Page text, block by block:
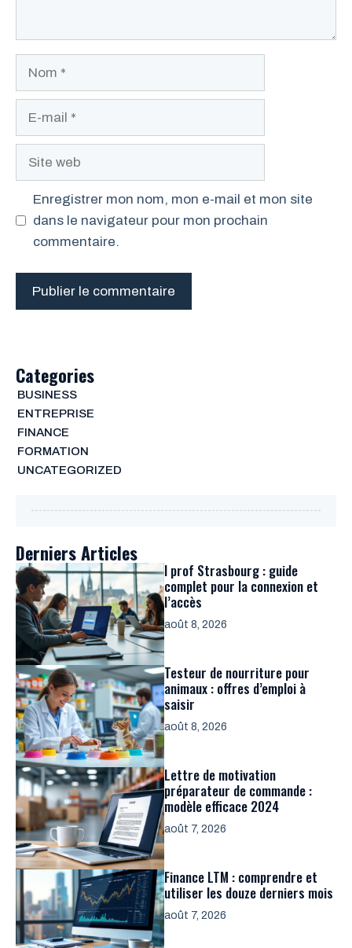
Site
Enregistrer mon nom, mon e-mail et mon site
dans le navigateur pour mon prochain
commentaire.
Categories
BUSINESS
ENTREPRISE
FINANCE
FORMATION
UNCATEGORIZED
Derniers Articles
I prof Strasbourg : guide
complet pour la connexion et
l’accès
août 8, 2026
Testeur de nourriture pour
animaux : offres d’emploi à
saisir
août 8, 2026
Lettre de motivation
préparateur de commande :
modèle efficace 2024
août 7, 2026
Finance LTM : comprendre et
utiliser les douze derniers mois
août 7, 2026